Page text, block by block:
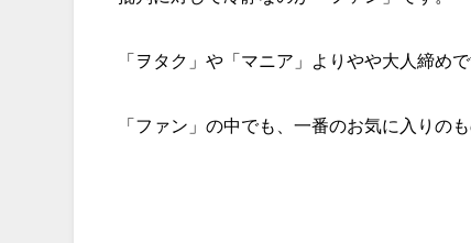
「ヲタク」や「マニア」よりやや大人締めで
「ファン」の中でも、一番のお気に入りの